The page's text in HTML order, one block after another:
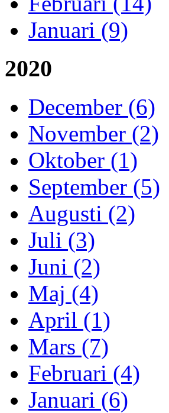
Januari (9)
2020
December (6)
November (2)
Oktober (1)
September (5)
Augusti (2)
Juli (3)
Juni (2)
Maj (4)
April (1)
Mars (7)
Februari (4)
Januari (6)